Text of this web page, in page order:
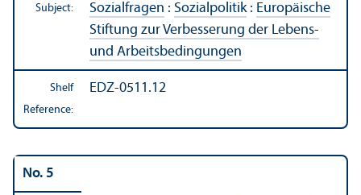
Subject: Sozialfragen : Sozialpolitik: Europäische
Stiftung zur Verbesserung der Lebens-
und Arbeitsbedingungen
Shelf
Reference:
EDZ-0511.12
No. 5